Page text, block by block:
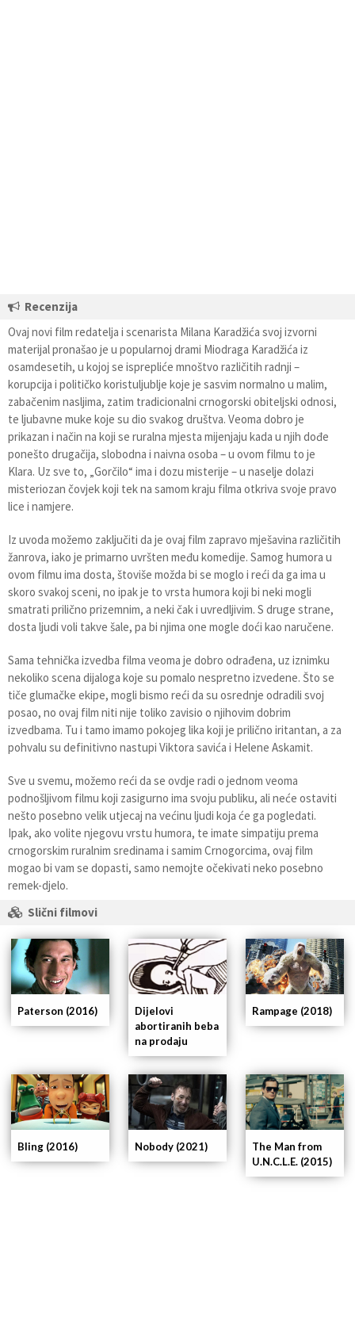
Recenzija
Ovaj novi film redatelja i scenarista Milana Karadžića svoj izvorni
materijal pronašao je u popularnoj drami Miodraga Karadžića iz
osamdesetih, u kojoj se isprepliće mnoštvo različitih radnji –
korupcija i političko koristuljublje koje je sasvim normalno u malim,
zabačenim nasljima, zatim tradicionalni crnogorski obiteljski odnosi,
te ljubavne muke koje su dio svakog društva. Veoma dobro je
prikazan i način na koji se ruralna mjesta mijenjaju kada u njih dođe
ponešto drugačija, slobodna i naivna osoba – u ovom filmu to je
Klara. Uz sve to, „Gorčilo“ ima i dozu misterije – u naselje dolazi
misteriozan čovjek koji tek na samom kraju filma otkriva svoje pravo
lice i namjere.
Iz uvoda možemo zaključiti da je ovaj film zapravo mješavina različitih
žanrova, iako je primarno uvršten među komedije. Samog humora u
ovom filmu ima dosta, štoviše možda bi se moglo i reći da ga ima u
skoro svakoj sceni, no ipak je to vrsta humora koji bi neki mogli
smatrati prilično prizemnim, a neki čak i uvredljivim. S druge strane,
dosta ljudi voli takve šale, pa bi njima one mogle doći kao naručene.
Sama tehnička izvedba filma veoma je dobro odrađena, uz iznimku
nekoliko scena dijaloga koje su pomalo nespretno izvedene. Što se
tiče glumačke ekipe, mogli bismo reći da su osrednje odradili svoj
posao, no ovaj film niti nije toliko zavisio o njihovim dobrim
izvedbama. Tu i tamo imamo pokojeg lika koji je prilično iritantan, a za
pohvalu su definitivno nastupi Viktora savića i Helene Askamit.
Sve u svemu, možemo reći da se ovdje radi o jednom veoma
podnošljivom filmu koji zasigurno ima svoju publiku, ali neće ostaviti
nešto posebno velik utjecaj na većinu ljudi koja će ga pogledati.
Ipak, ako volite njegovu vrstu humora, te imate simpatiju prema
crnogorskim ruralnim sredinama i samim Crnogorcima, ovaj film
mogao bi vam se dopasti, samo nemojte očekivati neko posebno
remek-djelo.
Slični filmovi
The Man from
U.N.C.L.E. (2015)
Nobody (2021)
Bling (2016)
Rampage (2018)
Dijelovi
abortiranih beba
na prodaju
Paterson (2016)